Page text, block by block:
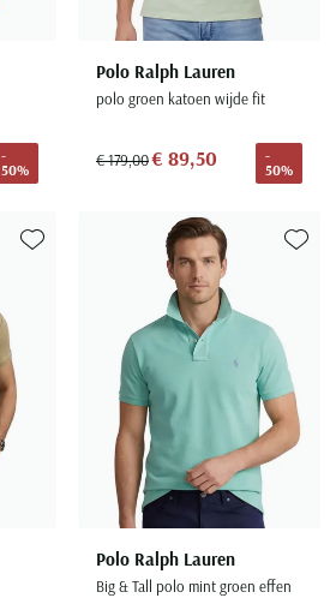
-
50%
Polo Ralph Lauren
polo groen katoen wijde fit
€ 179,00€ 89,50
-
50%
Toevoegen aan favorieten
Polo Ralph Lauren
Big & Tall polo mint groen effen